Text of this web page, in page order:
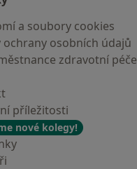
a soubory cookies
ochrany osobních údajů
zdravotní péče
příležitosti
nové kolegy!